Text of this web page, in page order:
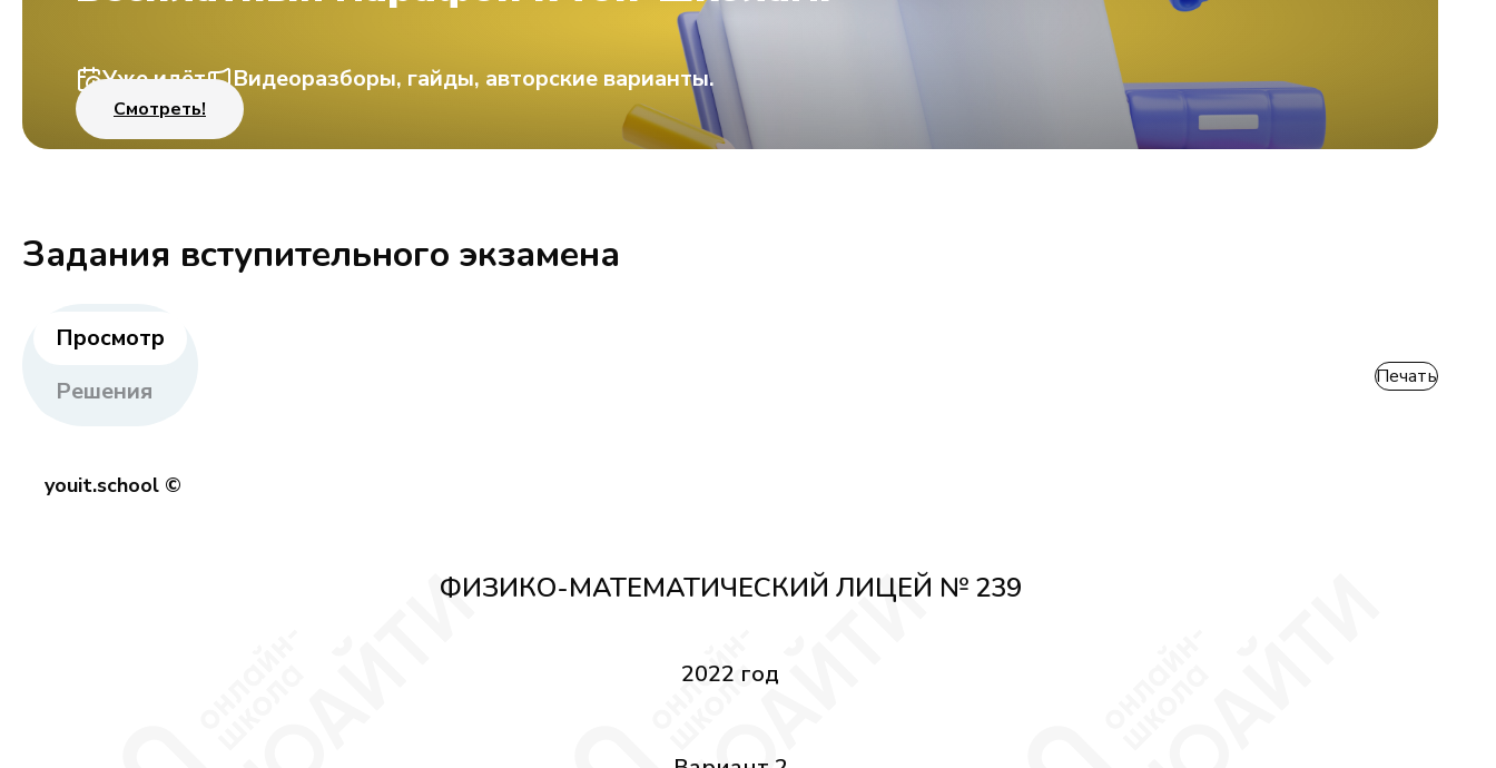
Уже идёт Видеоразборы, гайды, авторские варианты.
Смотреть!
Задания вступительного экзамена
Просмотр
Решения
Печать
youit.school ©
ФИЗИКО-МАТЕМАТИЧЕСКИЙ ЛИЦЕЙ № 239
2022 год